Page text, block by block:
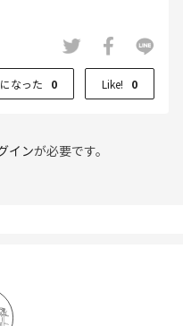
なった 0 Like! 0
インが必要です。